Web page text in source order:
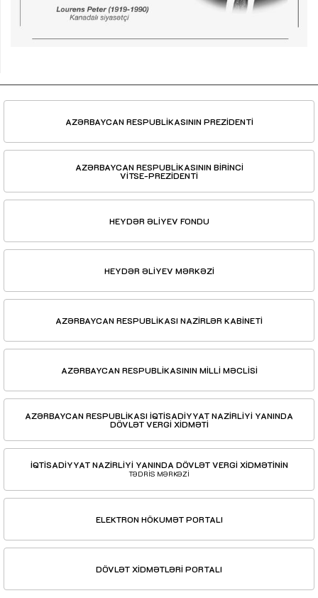
AZƏRBAYCAN RESPUBLİKASININ PREZİDENTİ
AZƏRBAYCAN RESPUBLİKASININ BİRİNCİ
VİTSE-PREZİDENTİ
HEYDƏR ƏLİYEV FONDU
HEYDƏR ƏLİYEV MƏRKƏZİ
AZƏRBAYCAN RESPUBLİKASI NAZİRLƏR KABİNETİ
AZƏRBAYCAN RESPUBLİKASININ MİLLİ MƏCLİSİ
AZƏRBAYCAN RESPUBLİKASI İQTİSADİYYAT NAZİRLİYİ YANINDA
DÖVLƏT VERGİ XİDMƏTİ
İQTİSADİYYAT NAZİRLİYİ YANINDA DÖVLƏT VERGİ XİDMƏTİNİN
TƏDRİS MƏRKƏZİ
ELEKTRON HÖKUMƏT PORTALI
DÖVLƏT XİDMƏTLƏRİ PORTALI